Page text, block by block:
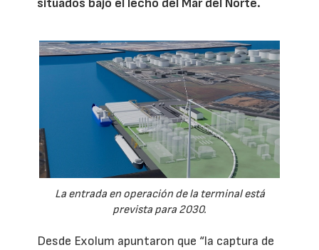
situados bajo el lecho del Mar del Norte.
La entrada en operación de la terminal está
prevista para 2030.
Desde Exolum apuntaron que “la captura de